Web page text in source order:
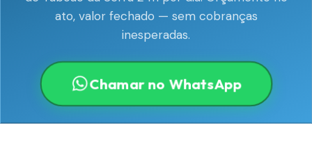
ato, valor fechado — sem cobranças
inesperadas.
Chamar no WhatsApp